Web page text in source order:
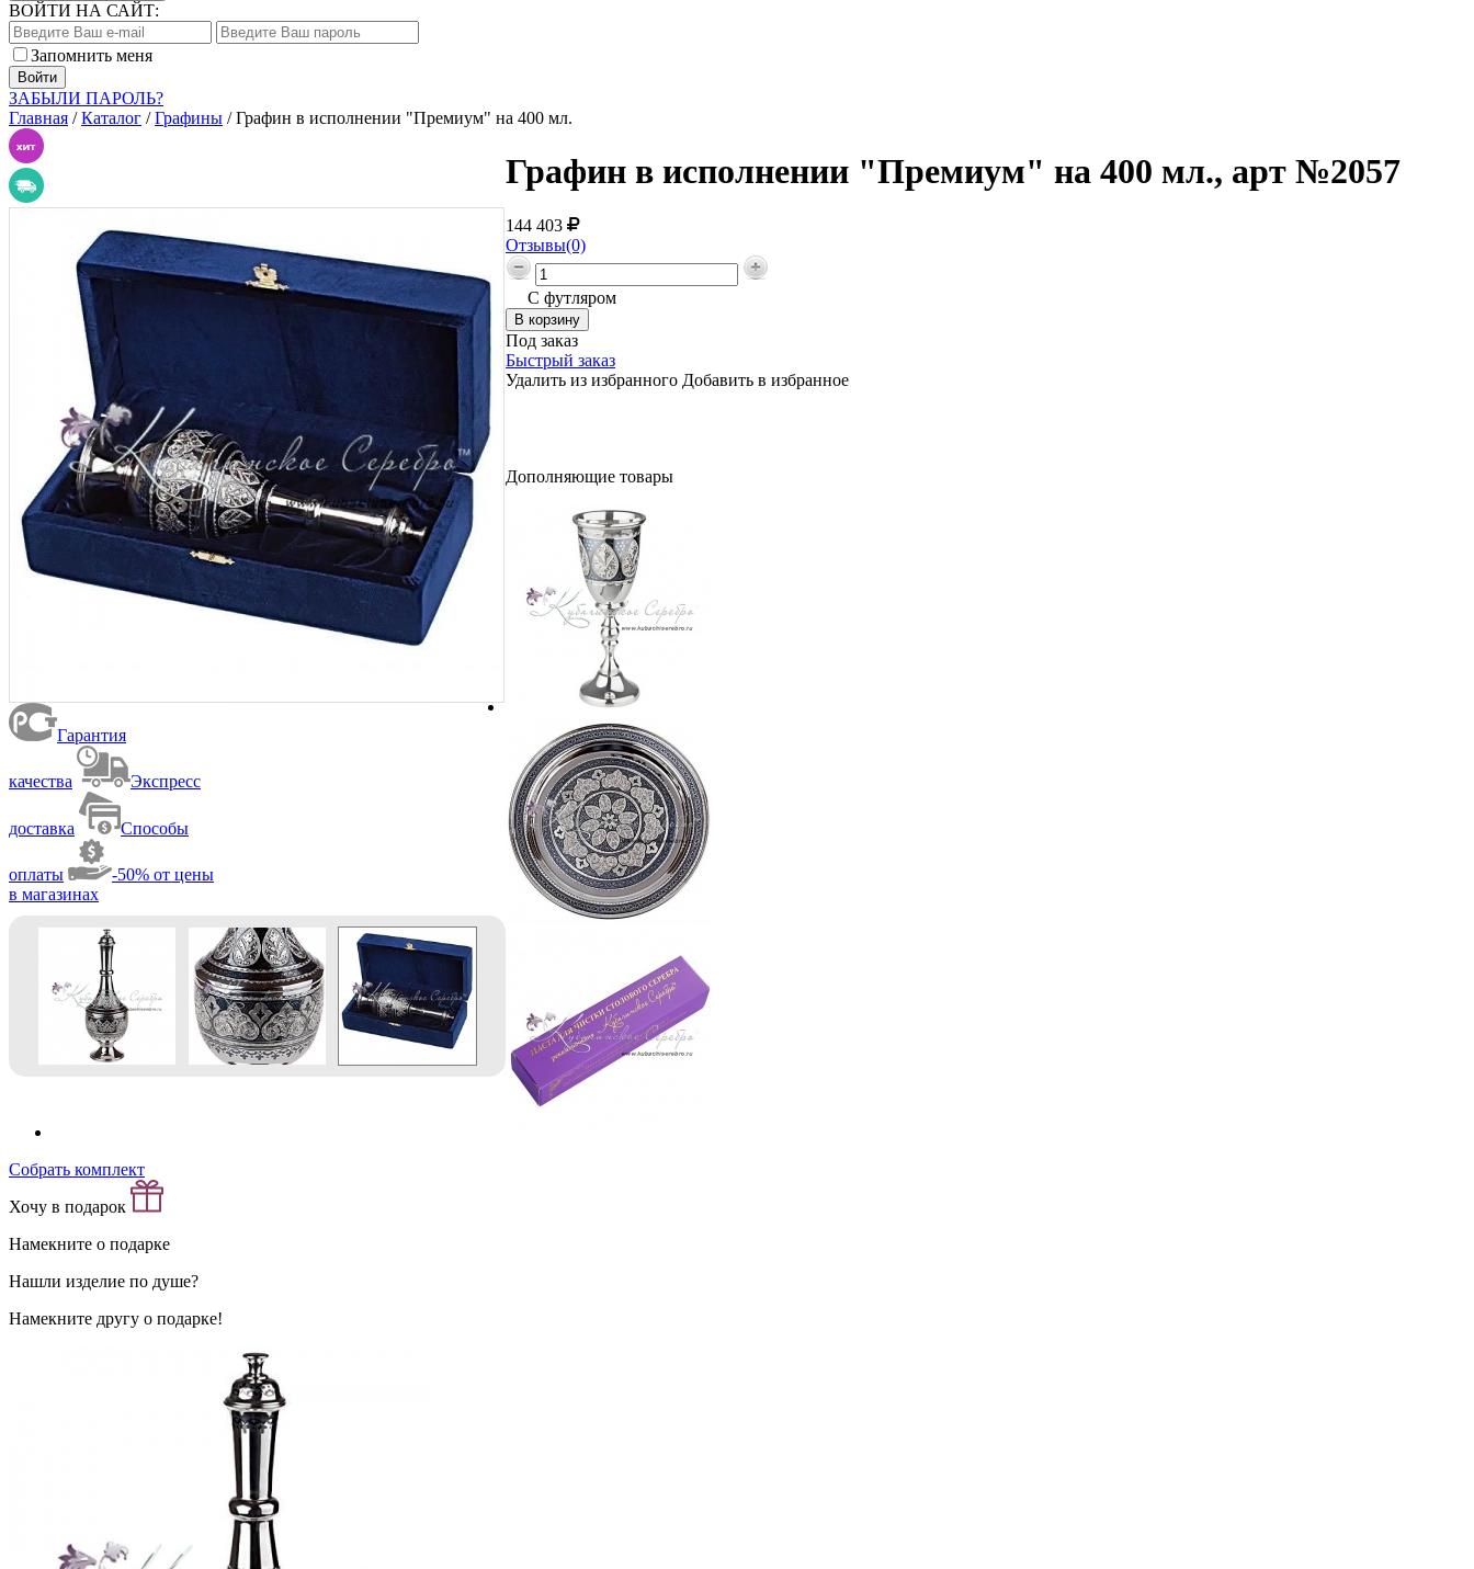
ВОЙТИ НА САЙТ:
Запомнить меня
ЗАБЫЛИ ПАРОЛЬ?
Главная /Каталог /Графины /Графин в исполнении "Премиум" на 400 мл.
Гарантия
качества Экспресс
доставка Способы
оплаты
-50% от цены
в магазинах
Графин в исполнении "Премиум" на 400 мл., арт №2057
144 403
Отзывы(0)
С футляром
Под заказ
Быстрый заказ
Удалить из избранного Добавить в избранное
Дополняющие товары
Собрать комплект
Хочу в подарок
Намекните о подарке
Нашли изделие по душе?
Намекните другу о подарке!